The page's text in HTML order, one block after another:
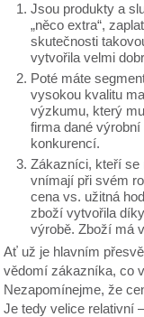
Jsou produkty a
„něco extra“,
skutečnosti
vytvořila velmi
Poté máte
vysokou kvalitu
výzkumu, který
firma dané
konkurencí.
Zákazníci, kteří se
vnímají při svém
cena vs. užitná
zboží vytvořila
výrobě. Zboží má
Ať už je hlavním
vědomí zákazníka, co
Nezapomínejme, že
Je tedy velice relativní